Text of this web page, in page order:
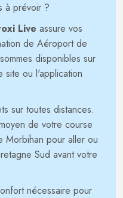
à prévoir ?
Live assure vos
de Aéroport de
disponibles sur
site ou l'application
sur toutes distances.
de votre course
Morbihan pour aller ou
Sud avant votre
nécessaire pour